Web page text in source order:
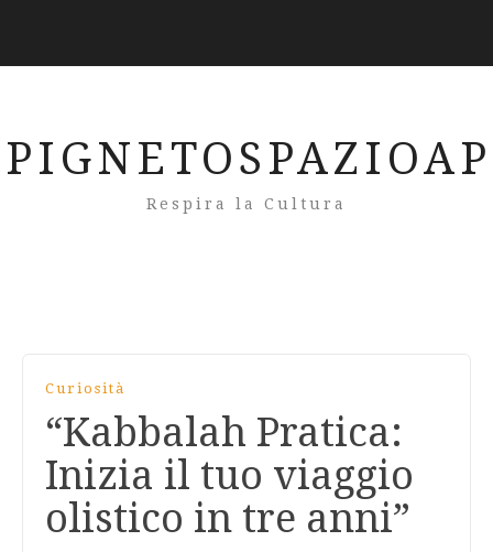
Respira la Cultura
Curiosità
“Kabbalah Pratica:
Inizia il tuo viaggio
olistico in tre anni”